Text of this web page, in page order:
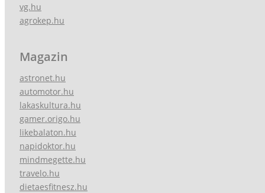
vg.hu
agrokep.hu
Magazin
astronet.hu
automotor.hu
lakaskultura.hu
gamer.origo.hu
likebalaton.hu
napidoktor.hu
mindmegette.hu
travelo.hu
dietaesfitnesz.hu